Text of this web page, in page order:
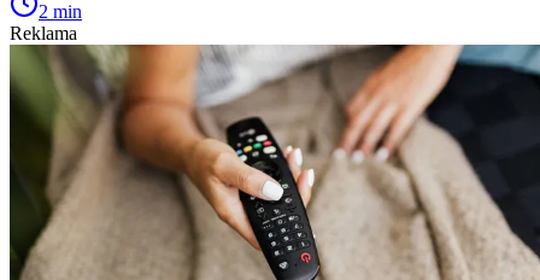
2 min
Reklama